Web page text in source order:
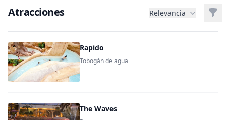
Atracciones Relevancia
Rapido
Tobogán de agua
The Waves